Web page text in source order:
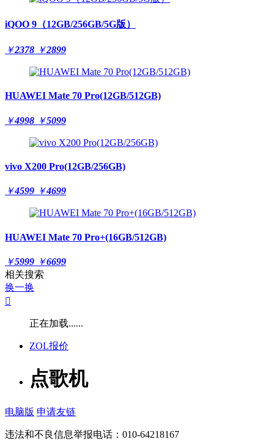
iQOO 9（12GB/256GB/5G版）
￥2378 ￥2899
HUAWEI Mate 70 Pro(12GB/512GB)
￥4998 ￥5099
vivo X200 Pro(12GB/256GB)
￥4599 ￥4699
HUAWEI Mate 70 Pro+(16GB/512GB)
￥5999 ￥6699
相关搜索
换一换

正在加载......
ZOL报价
点歌机
电脑版 申请友链
违法和不良信息举报电话：010-64218167